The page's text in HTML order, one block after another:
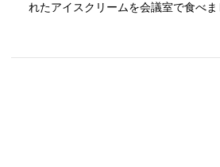
れたアイスクリームを会議室で食べま